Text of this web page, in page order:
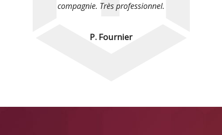
compagnie. Très professionnel.
P. Fournier